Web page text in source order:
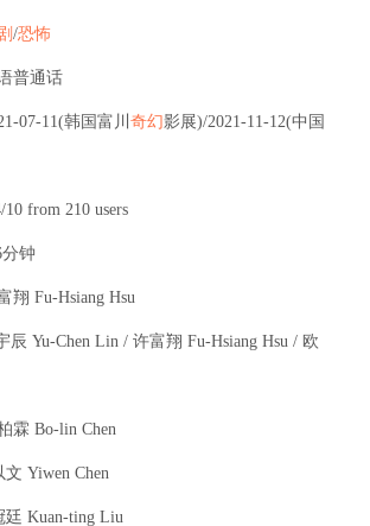
/恐怖
通话
07-11(韩国富川 奇幻影展)/2021-11-12(中国
from 210 users
钟
Hsiang Hsu
Chen Lin / 许富翔 Fu-Hsiang Hsu / 欧
Bo-lin Chen
Chen
ting Liu